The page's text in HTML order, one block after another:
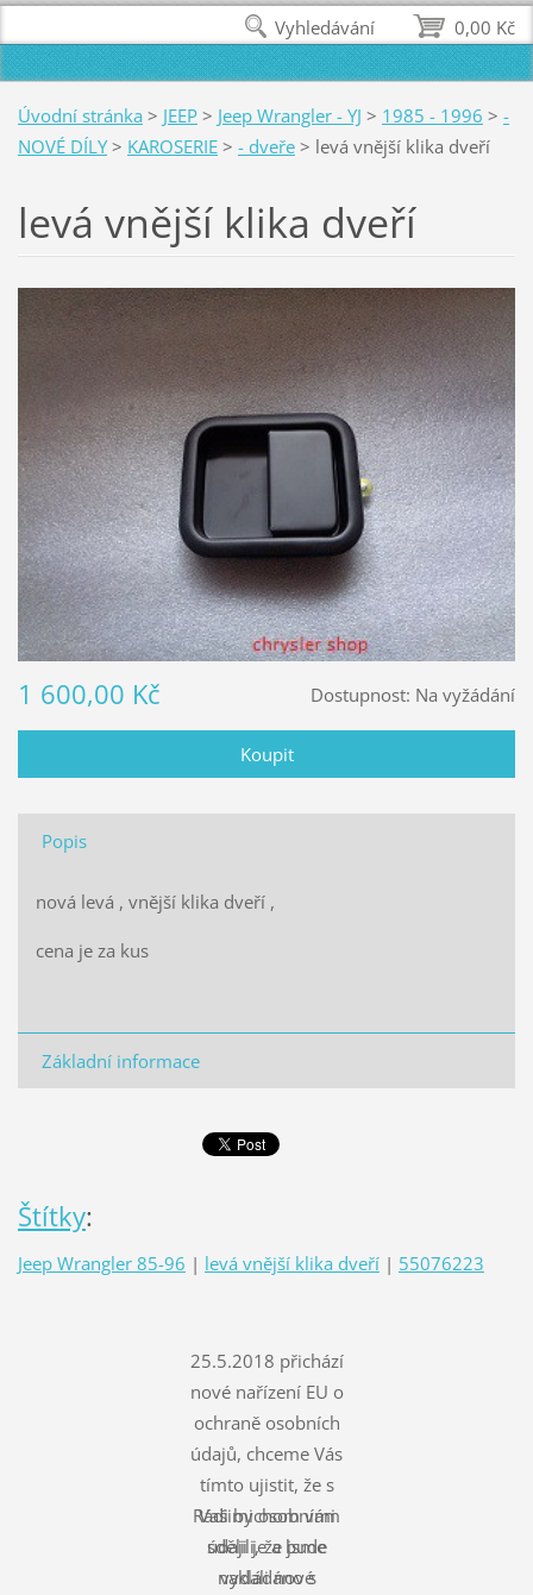
Úvodní stránka > JEEP > Jeep Wrangler - YJ > 1985 - 1996 > -
NOVÉ DÍLY > KAROSERIE > - dveře > levá vnější klika dveří
levá vnější klika dveří
Dostupnost: Na vyžádání
1 600,00 Kč
Popis
nová levá , vnější klika dveří ,
cena je za kus
Základní informace
Štítky:
Jeep Wrangler 85-96 | levá vnější klika dveří | 55076223
25.5.2018 přichází
nové nařízení EU o
ochraně osobních
údajů, chceme Vás
tímto ujistit, že s
Vašimi osobními
údaji je a bude
nakládáno s
Rádi bychom vám
sdělili, že jsme
vydali nové
0,00 Kč
Vyhledávání